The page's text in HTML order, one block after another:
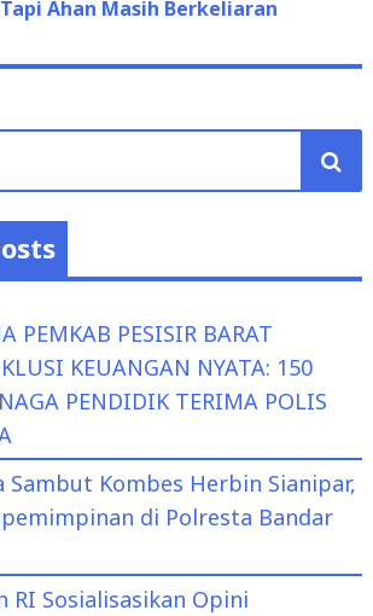
Tapi Ahan Masih Berkeliaran
PEMKAB PESISIR BARAT
KEUANGAN NYATA: 150
PENDIDIK TERIMA POLIS
Sambut Kombes Herbin Sianipar,
di Polresta Bandar
RI Sosialisasikan Opini